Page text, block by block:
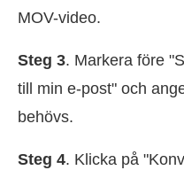
MOV-video.
Steg 3. Markera före
till min e-post" och
behövs.
Steg 4. Klicka på